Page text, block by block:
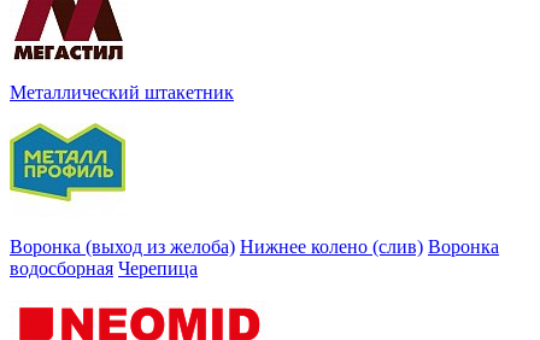
Металлический штакетник
Воронка (выход из желоба) Нижнее колено (слив) Воронка
водосборная Черепица